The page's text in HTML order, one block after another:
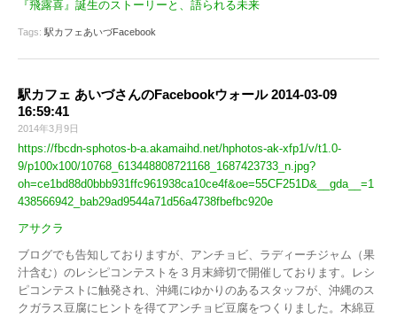
『飛露喜』誕生のストーリーと、語られる未来
Tags: 駅カフェあいづFacebook
駅カフェ あいづさんのFacebookウォール 2014-03-09
16:59:41
2014年3月9日
https://fbcdn-sphotos-b-a.akamaihd.net/hphotos-ak-xfp1/v/t1.0-
9/p100x100/10768_613448808721168_1687423733_n.jpg?
oh=ce1bd88d0bbb931ffc961938ca10ce4f&oe=55CF251D&__gda__=1
438566942_bab29ad9544a71d56a4738fbefbc920e
アサクラ
ブログでも告知しておりますが、アンチョビ、ラディーチジャム（果
汁含む）のレシピコンテストを３月末締切で開催しております。レシ
ピコンテストに触発され、沖縄にゆかりのあるスタッフが、沖縄のス
クガラス豆腐にヒントを得てアンチョビ豆腐をつくりました。木綿豆